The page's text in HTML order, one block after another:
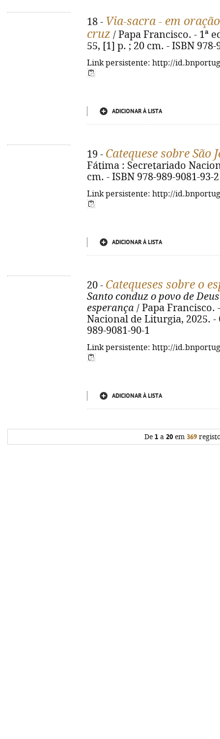
18 - Via-sacra - em
cruz / Papa Francisco. - 1ª
55, [1] p. ; 20 cm. - ISBN 978-
Link persistente: http://
ADICIONAR À LISTA
19 - Catequese sobre São
Fátima : Secretariado
cm. - ISBN 978-989-9081-93-2
Link persistente: http://
ADICIONAR À LISTA
20 - Catequeses sobre o
Santo conduz o povo de
esperança / Papa Francisco.
Nacional de Liturgia, 2025. -
989-9081-90-1
Link persistente: http://
ADICIONAR À LISTA
De 1 a 20 em 369